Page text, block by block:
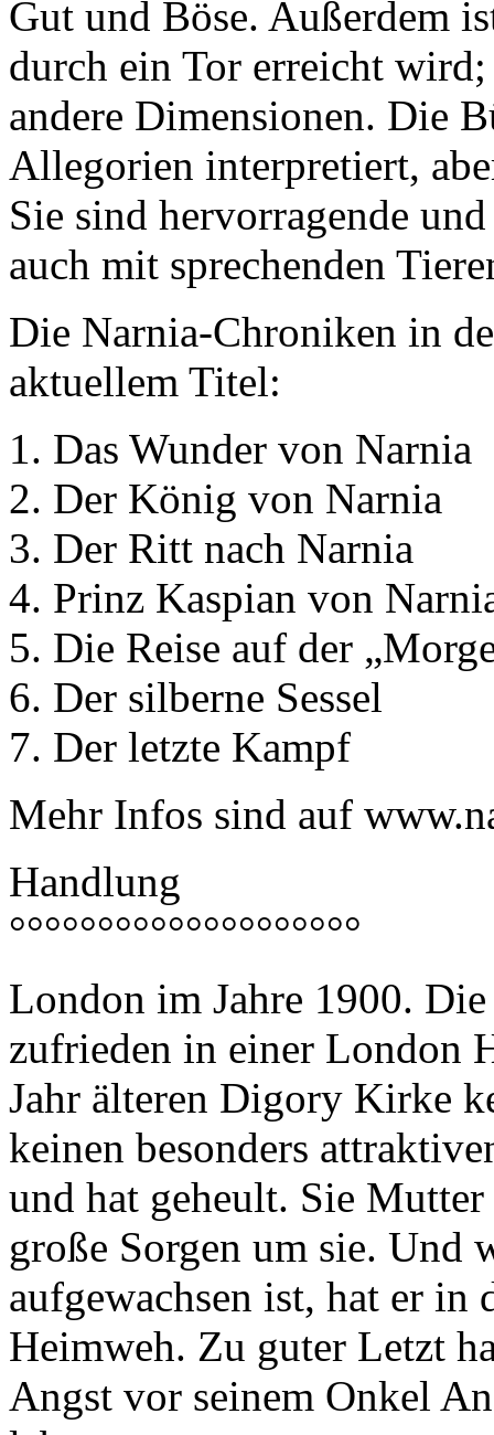
Gut und Böse. Außerdem
durch ein Tor erreicht
andere Dimensionen. Die
Allegorien interpretiert,
Sie sind hervorragende
auch mit sprechenden
Die Narnia-Chroniken in
aktuellem Titel:
1. Das Wunder von Narnia
2. Der König von Narnia
3. Der Ritt nach Narnia
4. Prinz Kaspian von
5. Die Reise auf der
6. Der silberne Sessel
7. Der letzte Kampf
Mehr Infos sind auf
Handlung
°°°°°°°°°°°°°°°°°°°°
London im Jahre 1900.
zufrieden in einer London
Jahr älteren Digory Kirke
keinen besonders
und hat geheult. Sie
große Sorgen um sie. Und
aufgewachsen ist, hat er in
Heimweh. Zu guter Letzt
Angst vor seinem Onkel